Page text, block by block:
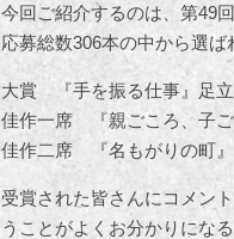
今回ご紹介するのは、第49
応募総数306本の中から選
大賞 『手を振る仕事』足
佳作一席 『親ごころ、子
佳作二席 『名もがりの町
受賞された皆さんにコメン
うことがよくお分かりにな